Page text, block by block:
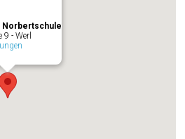
Norbertschule
9 - Werl